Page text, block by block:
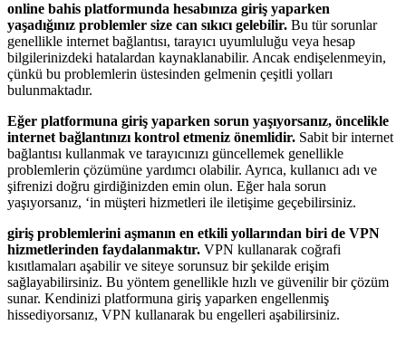
online bahis platformunda hesabınıza giriş yaparken
yaşadığınız problemler size can sıkıcı gelebilir. Bu tür sorunlar
genellikle internet bağlantısı, tarayıcı uyumluluğu veya hesap
bilgilerinizdeki hatalardan kaynaklanabilir. Ancak endişelenmeyin,
çünkü bu problemlerin üstesinden gelmenin çeşitli yolları
bulunmaktadır.
Eğer platformuna giriş yaparken sorun yaşıyorsanız, öncelikle
internet bağlantınızı kontrol etmeniz önemlidir. Sabit bir internet
bağlantısı kullanmak ve tarayıcınızı güncellemek genellikle
problemlerin çözümüne yardımcı olabilir. Ayrıca, kullanıcı adı ve
şifrenizi doğru girdiğinizden emin olun. Eğer hala sorun
yaşıyorsanız, ‘in müşteri hizmetleri ile iletişime geçebilirsiniz.
giriş problemlerini aşmanın en etkili yollarından biri de VPN
hizmetlerinden faydalanmaktır. VPN kullanarak coğrafi
kısıtlamaları aşabilir ve siteye sorunsuz bir şekilde erişim
sağlayabilirsiniz. Bu yöntem genellikle hızlı ve güvenilir bir çözüm
sunar. Kendinizi platformuna giriş yaparken engellenmiş
hissediyorsanız, VPN kullanarak bu engelleri aşabilirsiniz.